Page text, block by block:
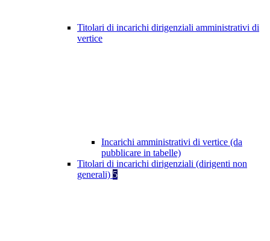
Titolari di incarichi dirigenziali amministrativi di
vertice
Incarichi amministrativi di vertice (da
pubblicare in tabelle)
Titolari di incarichi dirigenziali (dirigenti non
generali) 5